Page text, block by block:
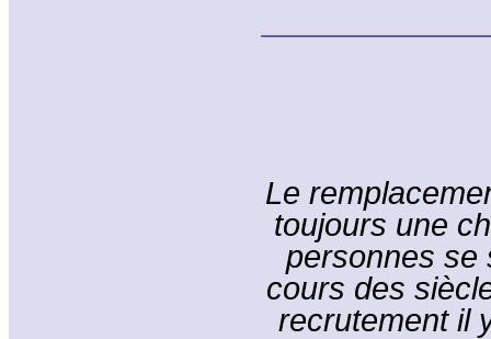
Le
toujours une
personnes se
cours des
recrutement il